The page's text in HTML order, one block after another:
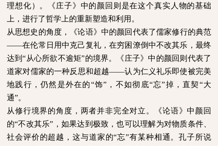
理想化）。《庄子》中的颜回则是在这个真实人物的基础
上，进行了哲学上的重新塑造和利用。
从思想史的角度，《论语》中的颜回代表了儒家修行的典范
——在伦常日用中克己复礼，在穷困潦倒中不改其乐，最终
达到“从心所欲不逾矩”的境界。《庄子》中的颜回则代表了
道家对儒家的一种反思和超越——认为仁义礼乐即使被完美
地践行，仍然是外在的“饰”，不如彻底“忘”掉，直契“大
通”。
从修行境界的角度，两者并非完全对立。《论语》中颜回
的“不改其乐”，如果达到极致，也可以理解为对物质条件、
社会评价的超越，这与道家的“忘”有某种相通。孔子所说